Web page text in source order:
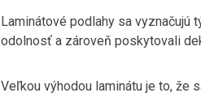
Laminátové podlahy sa vyznačujú
odolnosť a zároveň poskytovali
Veľkou výhodou laminátu je to, že